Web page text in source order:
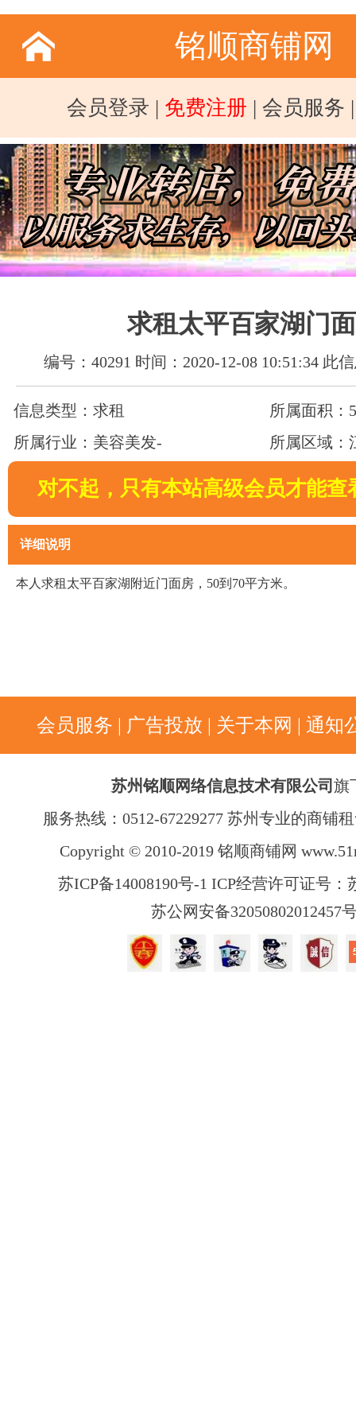
铭顺商铺网
会员登录 | 免费注册 | 会员服务
求租太平百家湖门
编号：40291 时间：2020-12-08 10:51:34 此
信息类型：求租
所属面积：
所属行业：美容美发-
所属区域：
对不起，只有本站高级会员才能查
详细说明
本人求租太平百家湖附近门面房，50到70平方米。
会员服务 | 广告投放 | 关于本网 | 通知
苏州铭顺网络信息技术有限公司 旗
服务热线：0512-67229277 苏州专业的商铺
Copyright © 2010-2019 铭顺商铺网
苏ICP备14008190号-1 ICP经营许可证号：
苏公网安备32050802012457